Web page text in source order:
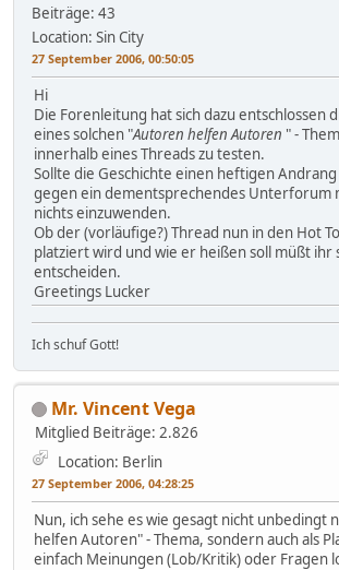
Beiträge: 43
Location: Sin City
27 September 2006, 00:50:05
Hi
Die Forenleitung hat sich dazu entschlossen
eines solchen "Autoren helfen Autoren " -
innerhalb eines Threads zu testen.
Sollte die Geschichte einen heftigen
gegen ein dementsprechendes Unterforum
nichts einzuwenden.
Ob der (vorläufige?) Thread nun in den Hot
platziert wird und wie er heißen soll müßt ihr
entscheiden.
Greetings Lucker
Ich schuf Gott!
Mr. Vincent Vega
Mitglied Beiträge: 2.826
Location: Berlin
27 September 2006, 04:28:25
Nun, ich sehe es wie gesagt nicht unbedingt
helfen Autoren" - Thema, sondern auch als
einfach Meinungen (Lob/Kritik) oder Fragen